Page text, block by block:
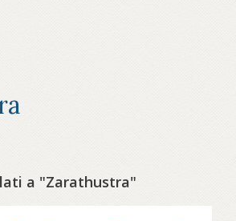
a "Zarathustra"